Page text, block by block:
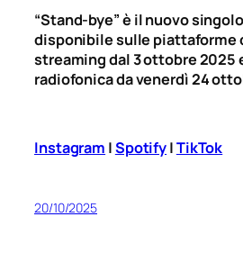
“Stand-bye” è il nuovo
disponibile sulle piattaforme
streaming dal 3 ottobre 2025
radiofonica da venerdì 24
Instagram |Spotify|TikTok
20/10/2025